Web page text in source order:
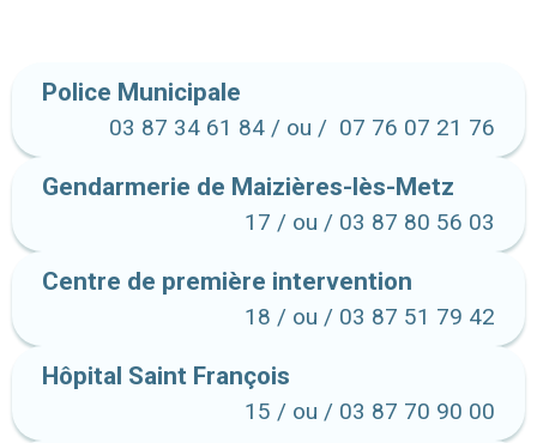
Police Municipale
03 87 34 61 84 / ou / 07 76 07 21 76
Gendarmerie de Maizières-lès-Metz
17 / ou / 03 87 80 56 03
Centre de première intervention
18 / ou / 03 87 51 79 42
Hôpital Saint François
15 / ou / 03 87 70 90 00